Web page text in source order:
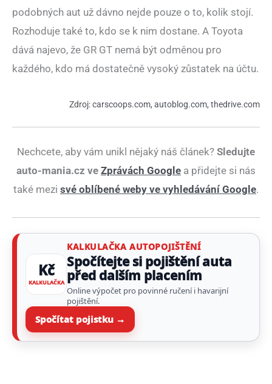
podobných aut už dávno nejde pouze o to, kolik stojí.
Rozhoduje také to, kdo se k nim dostane. A Toyota
dává najevo, že GR GT nemá být odměnou pro
každého, kdo má dostatečně vysoký zůstatek na účtu.
Zdroj:carscoops.com, autoblog.com, thedrive.com
Nechcete, aby vám unikl nějaký náš článek? Sledujte
auto-mania.cz ve Zprávách Google a přidejte si nás
také mezi své oblíbené weby ve vyhledávání Google.
Kč
KALKULAČKA
KALKULAČKA AUTOPOJIŠTĚNÍ
Spočítejte si pojištění auta
před dalším placením
Online výpočet pro povinné ručení i havarijní
pojištění.
Spočítat pojistku →